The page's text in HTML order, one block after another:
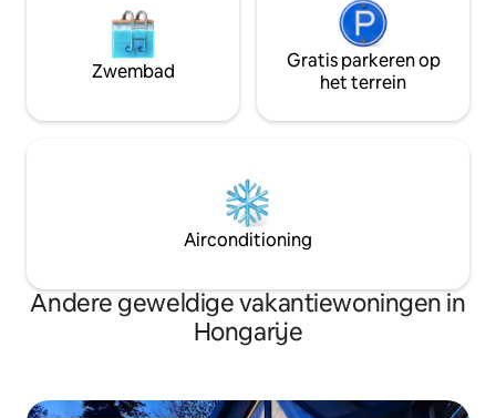
Zwembad
Gratis parkeren op
het terrein
Airconditioning
Andere geweldige vakantiewoningen in
Hongarije